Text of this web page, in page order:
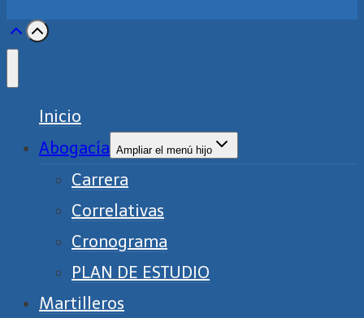
Inicio
Abogacía Ampliar el menú hijo
Carrera
Correlativas
Cronograma
PLAN DE ESTUDIO
Martilleros